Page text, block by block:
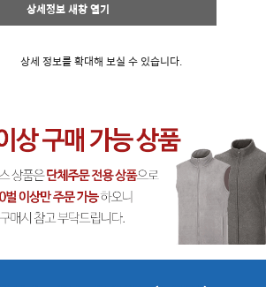
상세정보 새창 열기
상세 정보를 확대해 보실 수 있습니다.